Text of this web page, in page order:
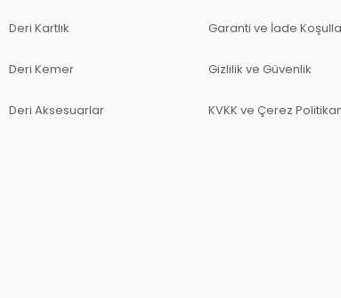
Deri Kartlık
Deri Kemer
Deri Aksesuarlar
Garanti ve İade
Gizlilik ve Güvenlik
KVKK ve Çerez